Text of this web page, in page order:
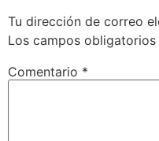
Tu dirección de correo
Los campos
Comentario *